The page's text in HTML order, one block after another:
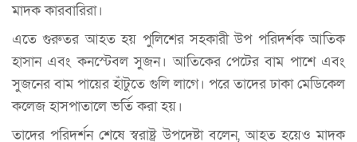
মাদক কারবারিরা।
এতে গুরুতর আহত হয় পুলিশের সহকারী উপ পরিদর্শক আতিক
হাসান এবং কনস্টেবল সুজন। আতিকের পেটের বাম পাশে এবং
সুজনের বাম পায়ের হাঁটুতে গুলি লাগে। পরে তাদের ঢাকা মেডিকেল
কলেজ হাসপাতালে ভর্তি করা হয়।
তাদের পরিদর্শন শেষে স্বরাষ্ট্র উপদেষ্টা বলেন, আহত হয়েও মাদক